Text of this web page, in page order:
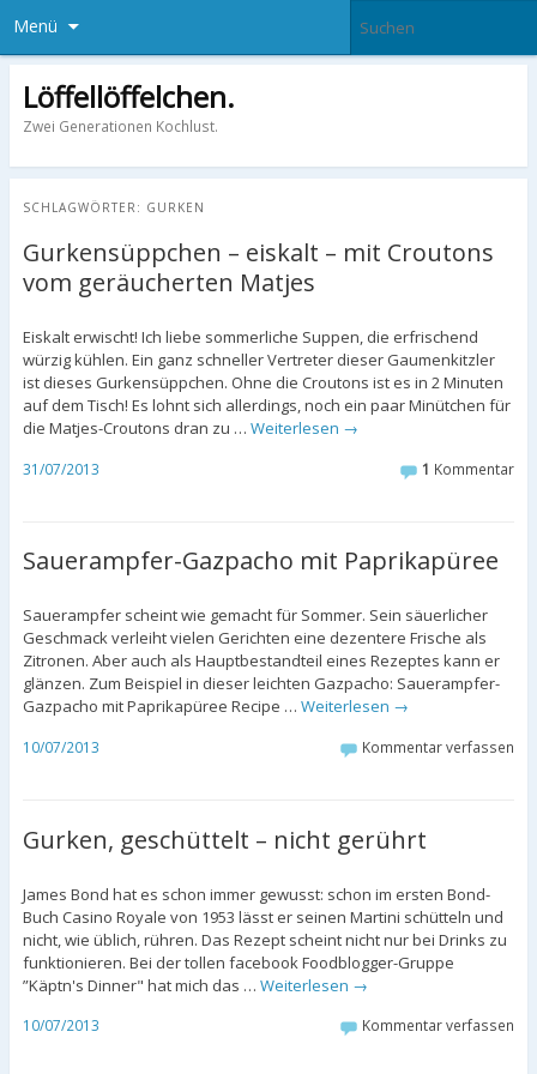
Menü
Löffellöffelchen.
Zwei Generationen Kochlust.
SCHLAGWÖRTER: GURKEN
Gurkensüppchen – eiskalt – mit Croutons
vom geräucherten Matjes
Eiskalt erwischt! Ich liebe sommerliche Suppen, die erfrischend
würzig kühlen. Ein ganz schneller Vertreter dieser Gaumenkitzler
ist dieses Gurkensüppchen. Ohne die Croutons ist es in 2 Minuten
auf dem Tisch! Es lohnt sich allerdings, noch ein paar Minütchen für
die Matjes-Croutons dran zu … Weiterlesen →
31/07/2013 1 Kommentar
Sauerampfer-Gazpacho mit Paprikapüree
Sauerampfer scheint wie gemacht für Sommer. Sein säuerlicher
Geschmack verleiht vielen Gerichten eine dezentere Frische als
Zitronen. Aber auch als Hauptbestandteil eines Rezeptes kann er
glänzen. Zum Beispiel in dieser leichten Gazpacho: Sauerampfer-
Gazpacho mit Paprikapüree Recipe … Weiterlesen →
10/07/2013 Kommentar verfassen
Gurken, geschüttelt – nicht gerührt
James Bond hat es schon immer gewusst: schon im ersten Bond-
Buch Casino Royale von 1953 lässt er seinen Martini schütteln und
nicht, wie üblich, rühren. Das Rezept scheint nicht nur bei Drinks zu
funktionieren. Bei der tollen facebook Foodblogger-Gruppe
”Käptn's Dinner" hat mich das … Weiterlesen →
10/07/2013 Kommentar verfassen